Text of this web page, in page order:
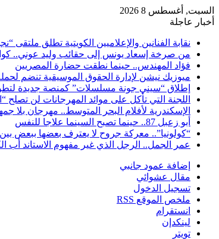
السبت, أغسطس 8 2026
أخبار عاجلة
نقابة الفنانين والإعلاميين الكويتية تطلق
من صرخة إسعاد يونس إلى حقائب وليد عوني..
فؤاد المهندس.. حينما نطقت حضارة المصريين
ميوزيك نيشن لإدارة الحقوق الموسيقية تنضم
إطلاق “سيني جونة مسلسلات” كمنصة جديدة
اللجنة التي تأكل على موائد المهرجانات لن تصلح
الإسكندرية لأفلام البحر المتوسط.. مهرجان بلا
أبو زعبل 87.. حينما تصبح السينما علاجا للنفس
“كولونيا”.. معركة جروح لا يعترف بعضها ببعض بين
عمر الجمل.. الرجل الذي غير مفهوم الاستاند أب
إضافة عمود جانبي
مقال عشوائي
تسجيل الدخول
ملخص الموقع RSS
انستقرام
لينكدإن
تويتر